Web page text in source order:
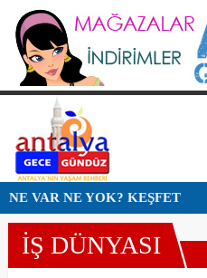
NE VAR NE YOK? KEŞFET
İŞ DÜNYASI